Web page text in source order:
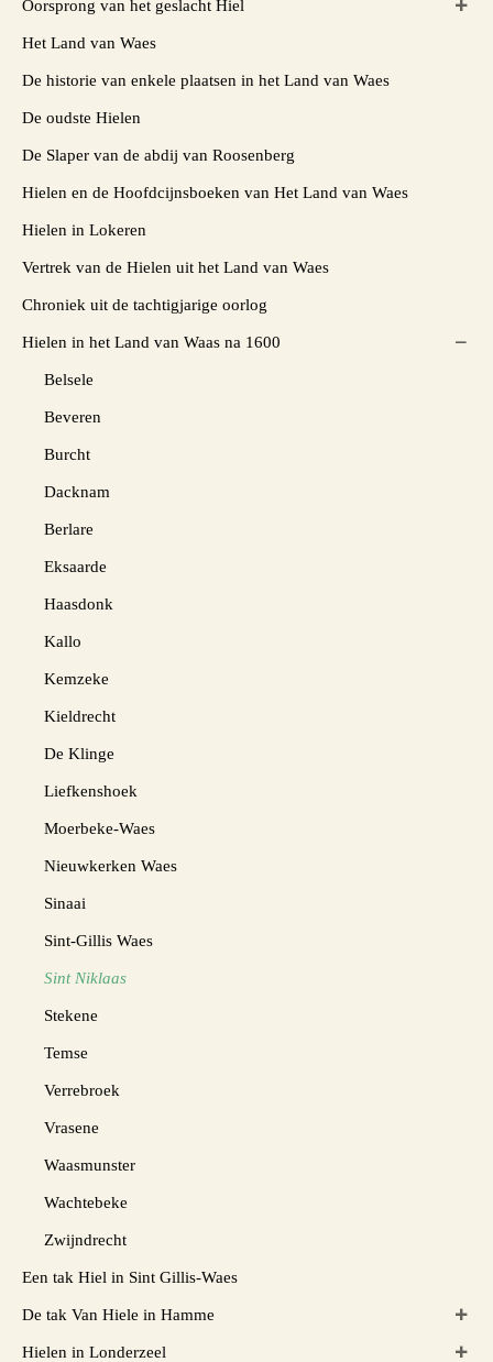
Oorsprong van het geslacht Hiel
Het Land van Waes
De historie van enkele plaatsen in het Land van Waes
De oudste Hielen
De Slaper van de abdij van Roosenberg
Hielen en de Hoofdcijnsboeken van Het Land van Waes
Hielen in Lokeren
Vertrek van de Hielen uit het Land van Waes
Chroniek uit de tachtigjarige oorlog
Hielen in het Land van Waas na 1600
Belsele
Beveren
Burcht
Dacknam
Berlare
Eksaarde
Haasdonk
Kallo
Kemzeke
Kieldrecht
De Klinge
Liefkenshoek
Moerbeke-Waes
Nieuwkerken Waes
Sinaai
Sint-Gillis Waes
Sint Niklaas
Stekene
Temse
Verrebroek
Vrasene
Waasmunster
Wachtebeke
Zwijndrecht
Een tak Hiel in Sint Gillis-Waes
De tak Van Hiele in Hamme
Hielen in Londerzeel